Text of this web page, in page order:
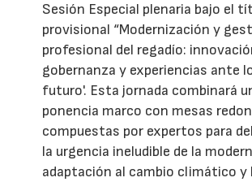
Sesión Especial plenaria bajo el
provisional “Modernización y
profesional del regadío:
gobernanza y experiencias ante
futuro'. Esta jornada combinará
ponencia marco con mesas
compuestas por expertos para
la urgencia ineludible de la
adaptación al cambio climático y